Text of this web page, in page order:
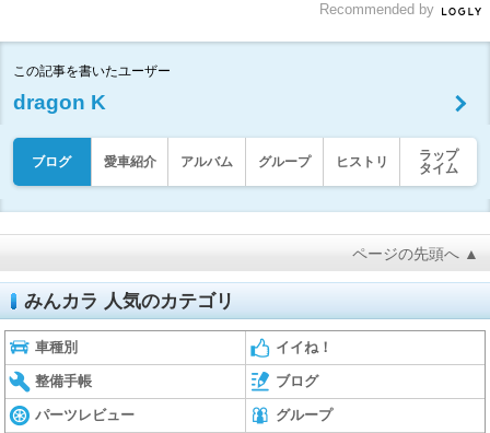
Recommended by
この記事を書いたユーザー
dragon K
ブログ 愛車紹介 アルバム グループ ヒストリ
ラップ
タイム
ページの先頭へ ▲
みんカラ 人気のカテゴリ
車種別 イイね！
整備手帳 ブログ
パーツレビュー グループ